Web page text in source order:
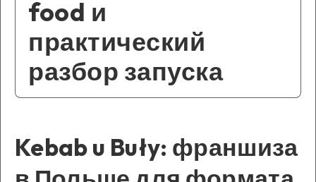
food и
практический
разбор запуска
Kebab u Buły: франшиза